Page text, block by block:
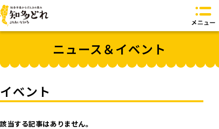
知多どれとは？
知多どれ特産品
知多どれ食卓
お問い合わせ
トップページへ
ニュース＆イベント
イベント
該当する記事はありません。